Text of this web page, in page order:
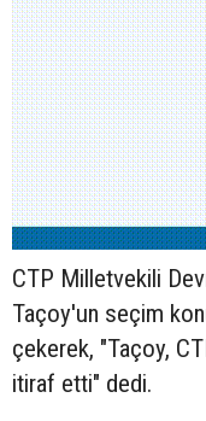
CTP Milletvekili
Taçoy'un seçim
çekerek, "Taçoy,
itiraf etti" dedi.